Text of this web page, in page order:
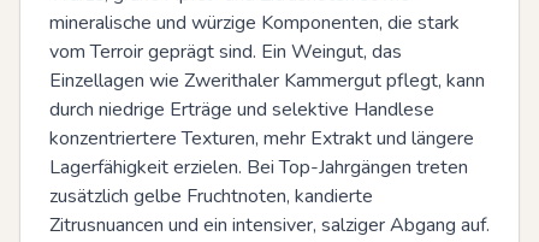
mineralische und würzige Komponenten, die stark
vom Terroir geprägt sind. Ein Weingut, das
Einzellagen wie Zwerithaler Kammergut pflegt, kann
durch niedrige Erträge und selektive Handlese
konzentriertere Texturen, mehr Extrakt und längere
Lagerfähigkeit erzielen. Bei Top-Jahrgängen treten
zusätzlich gelbe Fruchtnoten, kandierte
Zitrusnuancen und ein intensiver, salziger Abgang auf.